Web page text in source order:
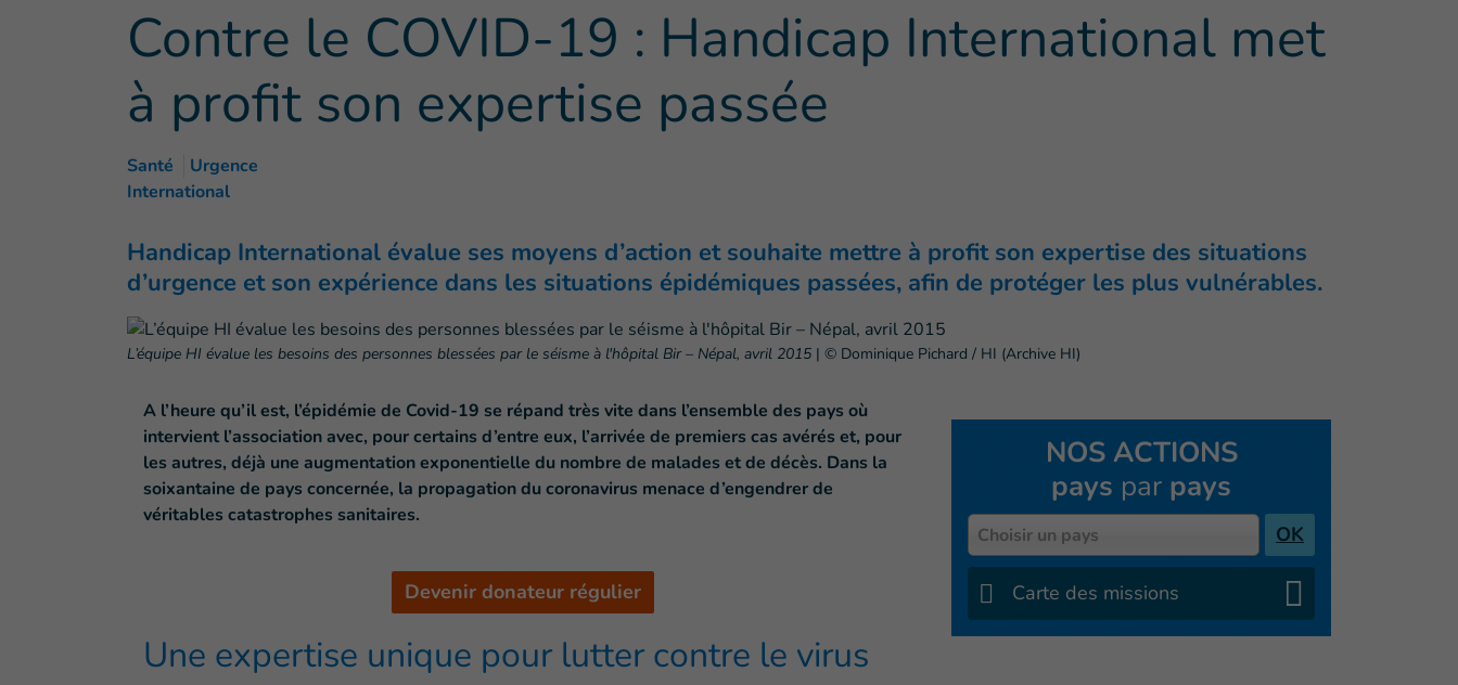
Contre le COVID-19 : Handicap International met
à profit son expertise passée
Santé
Urgence
International
Handicap International évalue ses moyens d’action et souhaite mettre à profit son expertise des situations
d’urgence et son expérience dans les situations épidémiques passées, afin de protéger les plus vulnérables.
L’équipe HI évalue les besoins des personnes blessées par le séisme à l'hôpital Bir – Népal, avril 2015 | © Dominique Pichard / HI (Archive HI)
A l’heure qu’il est, l’épidémie de Covid-19 se répand très vite dans l’ensemble des pays où
intervient l’association avec, pour certains d’entre eux, l’arrivée de premiers cas avérés et, pour
les autres, déjà une augmentation exponentielle du nombre de malades et de décès. Dans la
soixantaine de pays concernée, la propagation du coronavirus menace d’engendrer de
véritables catastrophes sanitaires.
Devenir donateur régulier
Une expertise unique pour lutter contre le virus
NOS ACTIONS
pays par pays
PaysChoisir un pays OK
Carte des missions